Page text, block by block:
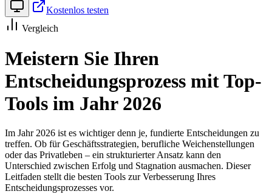
Kostenlos testen
Vergleich
Meistern Sie Ihren
Entscheidungsprozess mit Top-
Tools im Jahr 2026
Im Jahr 2026 ist es wichtiger denn je, fundierte Entscheidungen zu
treffen. Ob für Geschäftsstrategien, berufliche Weichenstellungen
oder das Privatleben – ein strukturierter Ansatz kann den
Unterschied zwischen Erfolg und Stagnation ausmachen. Dieser
Leitfaden stellt die besten Tools zur Verbesserung Ihres
Entscheidungsprozesses vor.